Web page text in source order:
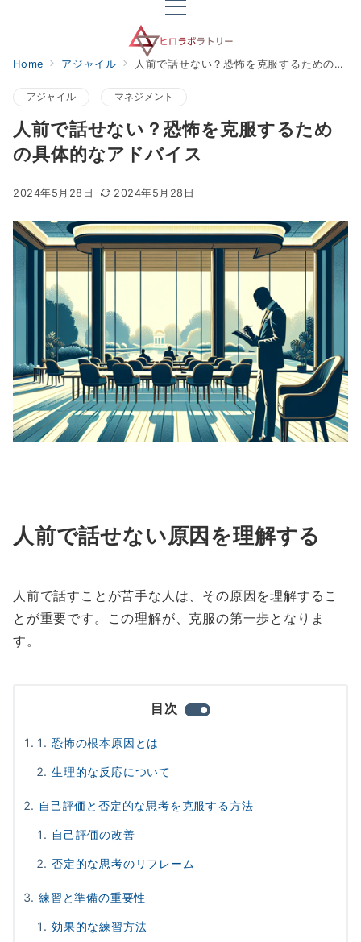
Home アジャイル 人前で話せない？恐怖を克服するための具体的なアドバイス
アジャイル マネジメント
人前で話せない？恐怖を克服するため
の具体的なアドバイス
2024年5月28日 2024年5月28日
人前で話せない原因を理解する
人前で話すことが苦手な人は、その原因を理解するこ
とが重要です。この理解が、克服の第一歩となりま
す。
目次
恐怖の根本原因とは
生理的な反応について
自己評価と否定的な思考を克服する方法
自己評価の改善
否定的な思考のリフレーム
練習と準備の重要性
効果的な練習方法